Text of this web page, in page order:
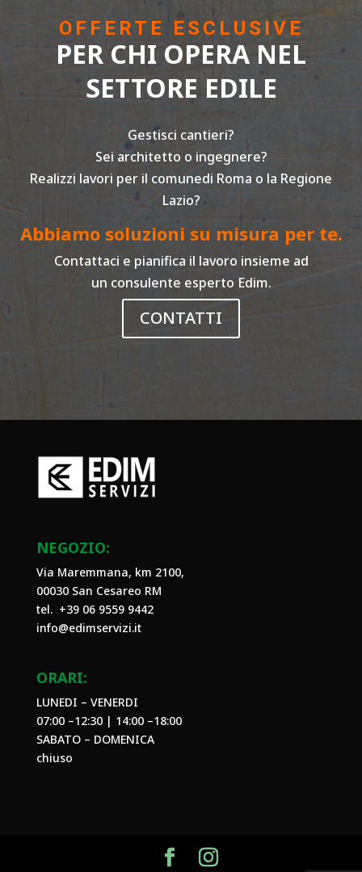
OFFERTE ESCLUSIVE
PER CHI OPERA NEL
SETTORE EDILE
Gestisci cantieri?
Sei architetto o ingegnere?
Realizzi lavori per il comunedi Roma o la Regione
Lazio?
Abbiamo soluzioni su misura per te.
Contattaci e pianifica il lavoro insieme ad
un consulente esperto Edim.
CONTATTI
NEGOZIO:
Via Maremmana, km 2100,
00030 San Cesareo RM
tel. +39 06 9559 9442
info@edimservizi.it
ORARI:
LUNEDI – VENERDI
07:00 –12:30 | 14:00 –18:00
SABATO – DOMENICA
chiuso